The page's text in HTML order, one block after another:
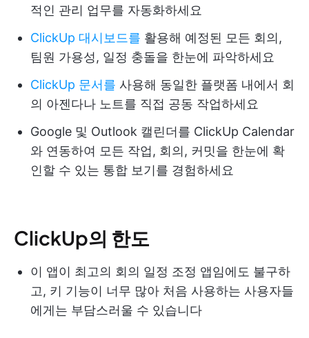
적인 관리 업무를 자동화하세요
ClickUp 대시보드를 활용해 예정된 모든 회의,
팀원 가용성, 일정 충돌을 한눈에 파악하세요
ClickUp 문서를 사용해 동일한 플랫폼 내에서 회
의 아젠다나 노트를 직접 공동 작업하세요
Google 및 Outlook 캘린더를 ClickUp Calendar
와 연동하여 모든 작업, 회의, 커밋을 한눈에 확
인할 수 있는 통합 보기를 경험하세요
ClickUp의 한도
이 앱이 최고의 회의 일정 조정 앱임에도 불구하
고, 키 기능이 너무 많아 처음 사용하는 사용자들
에게는 부담스러울 수 있습니다